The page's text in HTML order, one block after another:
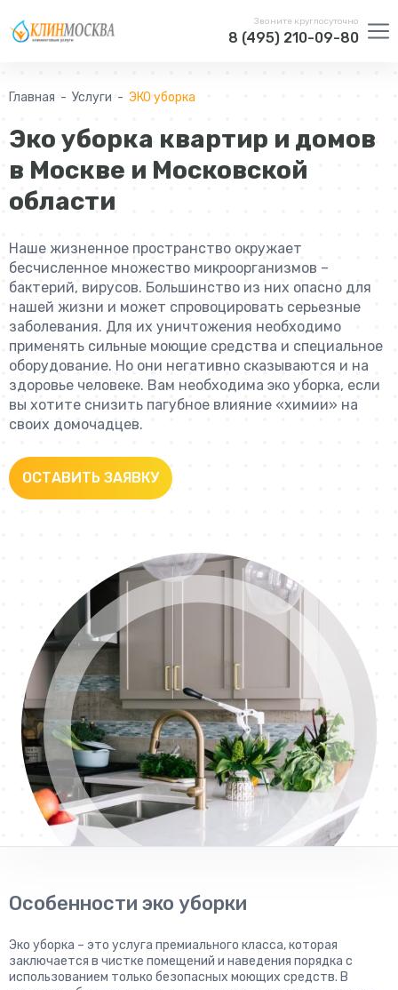
Звоните круглосуточно
8 (495) 210-09-80
Главная Услуги ЭКО уборка
Эко уборка квартир и домов
в Москве и Московской
области
Наше жизненное пространство окружает
бесчисленное множество микроорганизмов –
бактерий, вирусов. Большинство из них опасно для
нашей жизни и может спровоцировать серьезные
заболевания. Для их уничтожения необходимо
применять сильные моющие средства и специальное
оборудование. Но они негативно сказываются и на
здоровье человеке. Вам необходима эко уборка, если
вы хотите снизить пагубное влияние «химии» на
своих домочадцев.
ОСТАВИТЬ ЗАЯВКУ
Особенности эко уборки
Эко уборка – это услуга премиального класса, которая
заключается в чистке помещений и наведения порядка с
использованием только безопасных моющих средств. В